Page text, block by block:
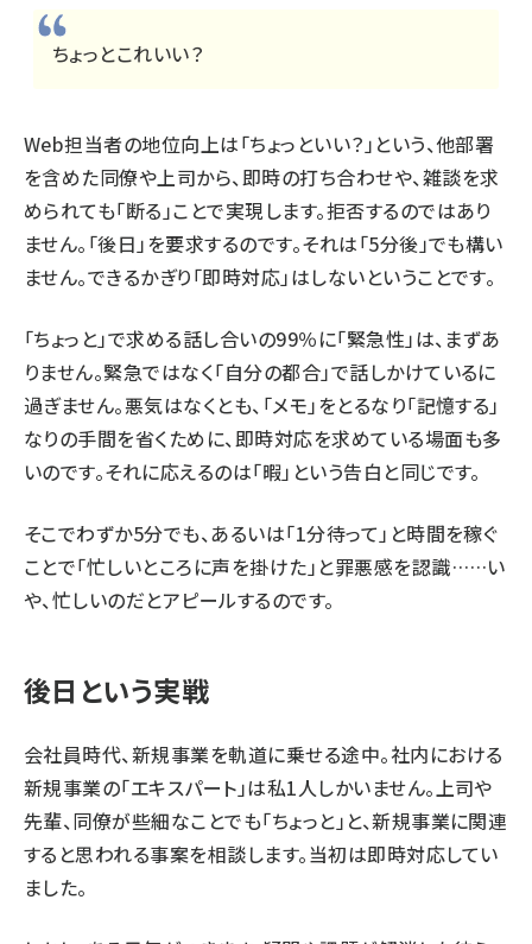
ちょっとこれいい？
Web担当者の地位向上は「ちょっといい？」という、他部署
を含めた同僚や上司から、即時の打ち合わせや、雑談を求
められても「断る」ことで実現します。拒否するのではあり
ません。「後日」を要求するのです。それは「5分後」でも構い
ません。できるかぎり「即時対応」はしないということです。
「ちょっと」で求める話し合いの99％に「緊急性」は、まずあ
りません。緊急ではなく「自分の都合」で話しかけているに
過ぎません。悪気はなくとも、「メモ」をとるなり「記憶する」
なりの手間を省くために、即時対応を求めている場面も多
いのです。それに応えるのは「暇」という告白と同じです。
そこでわずか5分でも、あるいは「1分待って」と時間を稼ぐ
ことで「忙しいところに声を掛けた」と罪悪感を認識……い
や、忙しいのだとアピールするのです。
後日という実戦
会社員時代、新規事業を軌道に乗せる途中。社内における
新規事業の「エキスパート」は私1人しかいません。上司や
先輩、同僚が些細なことでも「ちょっと」と、新規事業に関連
すると思われる事案を相談します。当初は即時対応してい
ました。